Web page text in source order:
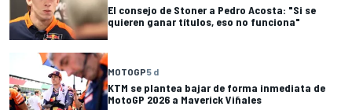
El consejo de Stoner a Pedro Acosta: "Si se
quieren ganar títulos, eso no funciona"
MOTOGP5 d
KTM se plantea bajar de forma inmediata de
MotoGP 2026 a Maverick Viñales